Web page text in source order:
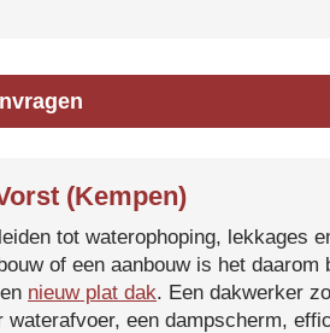
(Kempen)
tot waterophoping, lekkages
of een aanbouw is het
nieuw plat dak. Een dakwerker
een dampscherm,